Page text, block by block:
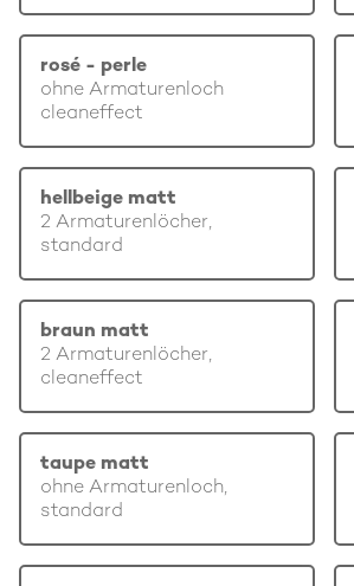
rosé - perle
ohne Armaturenloch
cleaneffect
hellbeige matt
2 Armaturenlöcher,
standard
braun matt
2 Armaturenlöcher,
cleaneffect
taupe matt
ohne Armaturenloch,
standard